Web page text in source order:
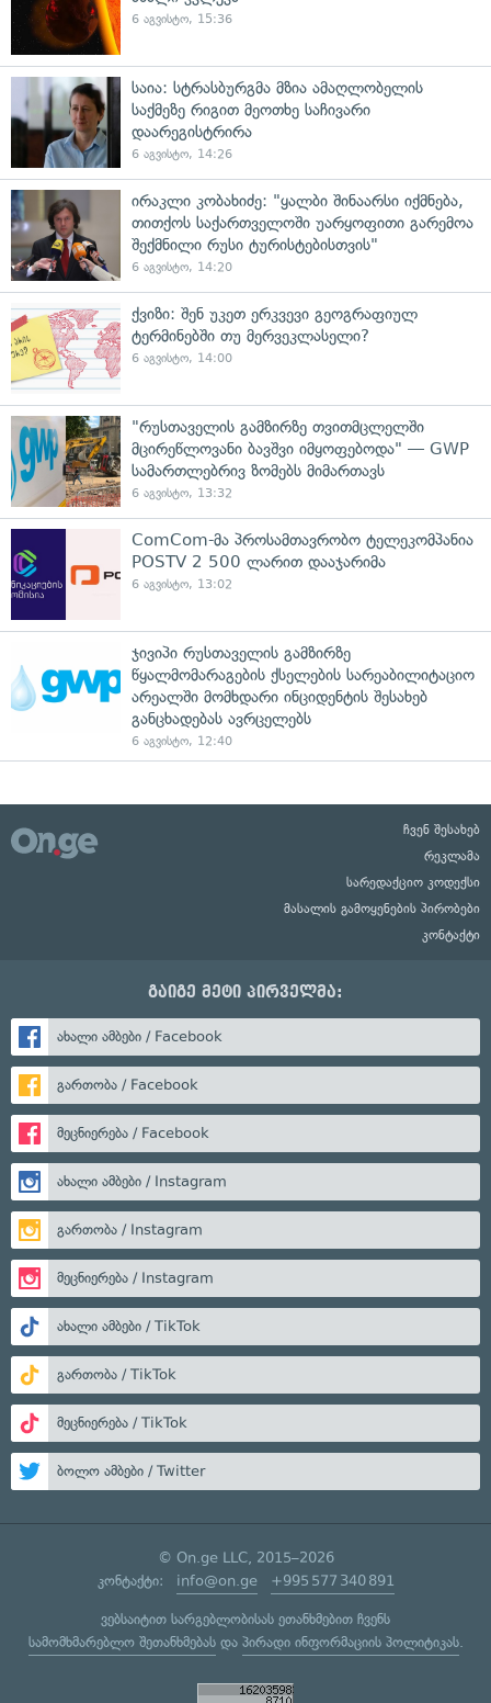
6 აგვისტო, 15:36
საია: სტრასბურგმა მზია ამაღლობელის
საქმეზე რიგით მეოთხე საჩივარი
დაარეგისტრირა
6 აგვისტო, 14:26
ირაკლი კობახიძე: "ყალბი შინაარსი იქმნება,
თითქოს საქართველოში უარყოფითი გარემოა
შექმნილი რუსი ტურისტებისთვის"
6 აგვისტო, 14:20
ქვიზი: შენ უკეთ ერკვევი გეოგრაფიულ
ტერმინებში თუ მერვეკლასელი?
6 აგვისტო, 14:00
"რუსთაველის გამზირზე თვითმცლელში
მცირეწლოვანი ბავშვი იმყოფებოდა" — GWP
სამართლებრივ ზომებს მიმართავს
6 აგვისტო, 13:32
ComCom-მა პროსამთავრობო ტელეკომპანია
POSTV 2 500 ლარით დააჯარიმა
6 აგვისტო, 13:02
ჯივიპი რუსთაველის გამზირზე
წყალმომარაგების ქსელების სარეაბილიტაციო
არეალში მომხდარი ინციდენტის შესახებ
განცხადებას ავრცელებს
6 აგვისტო, 12:40
ჩვენ შესახებ
რეკლამა
სარედაქციო კოდექსი
მასალის გამოყენების პირობები
კონტაქტი
გაიგე მეტი პირველმა:
ახალი ამბები / Facebook
გართობა / Facebook
მეცნიერება / Facebook
ახალი ამბები / Instagram
გართობა / Instagram
მეცნიერება / Instagram
ახალი ამბები / TikTok
გართობა / TikTok
მეცნიერება / TikTok
ბოლო ამბები / Twitter
© On.ge LLC, 2015–2026
კონტაქტი: info@on.ge +995 577 340 891
ვებსაიტით სარგებლობისას ეთანხმებით ჩვენს
სამომხმარებლო შეთანხმებასდა პირადი ინფორმაციის პოლიტიკას.